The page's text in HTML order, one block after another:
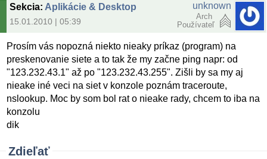
Sekcia: Aplikácie & Desktop
15.01.2010 | 05:39
unknown
Arch
Používateľ
Prosím vás nopozná niekto nieaky príkaz (program) na
preskenovanie siete a to tak že my začne ping napr: od
"123.232.43.1" až po "123.232.43.255". Zišli by sa my aj
nieake iné veci na siet v konzole poznám traceroute,
nslookup. Moc by som bol rat o nieake rady, chcem to iba na
konzolu
dik
Zdieľať